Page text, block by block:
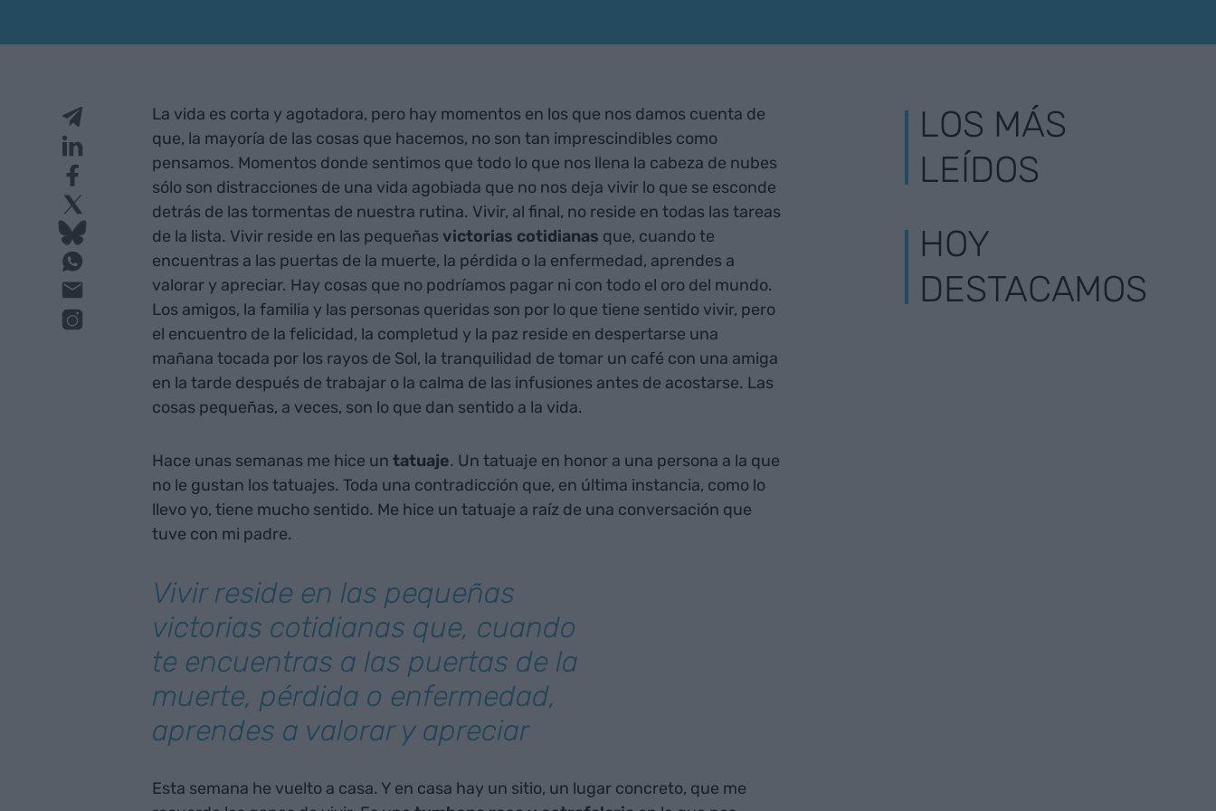
La vida es corta y agotadora, pero hay momentos en los que nos damos cuenta de
que, la mayoría de las cosas que hacemos, no son tan imprescindibles como
pensamos. Momentos donde sentimos que todo lo que nos llena la cabeza de nubes
sólo son distracciones de una vida agobiada que no nos deja vivir lo que se esconde
detrás de las tormentas de nuestra rutina. Vivir, al final, no reside en todas las tareas
de la lista. Vivir reside en las pequeñasvictorias cotidianas que, cuando te
encuentras a las puertas de la muerte, la pérdida o la enfermedad, aprendes a
valorar y apreciar. Hay cosas que no podríamos pagar ni con todo el oro del mundo.
Los amigos, la familia y las personas queridas son por lo que tiene sentido vivir, pero
el encuentro de la felicidad, la completud y la paz reside en despertarse una
mañana tocada por los rayos de Sol, la tranquilidad de tomar un café con una amiga
en la tarde después de trabajar o la calma de las infusiones antes de acostarse. Las
cosas pequeñas, a veces, son lo que dan sentido a la vida.
Hace unas semanas me hice un tatuaje. Un tatuaje en honor a una persona a la que
no le gustan los tatuajes. Toda una contradicción que, en última instancia, como lo
llevo yo, tiene mucho sentido. Me hice un tatuaje a raíz de una conversación que
tuve con mi padre.
Vivir reside en las pequeñas
victorias cotidianas que, cuando
te encuentras a las puertas de la
muerte, pérdida o enfermedad,
aprendes a valorar y apreciar
Esta semana he vuelto a casa. Y en casa hay un sitio, un lugar concreto, que me
LOS MÁS
LEÍDOS
HOY
DESTACAMOS